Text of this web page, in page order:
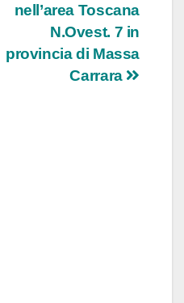
nell’area Toscana
N.Ovest. 7 in
provincia di Massa
Carrara